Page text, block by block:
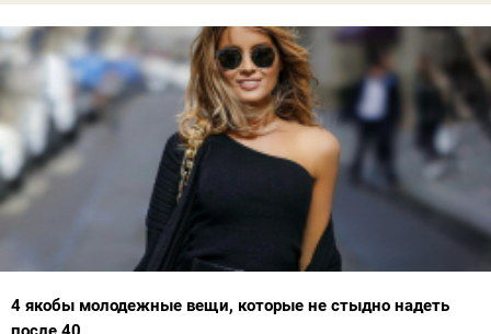
4 якобы молодежные вещи, которые не стыдно надеть